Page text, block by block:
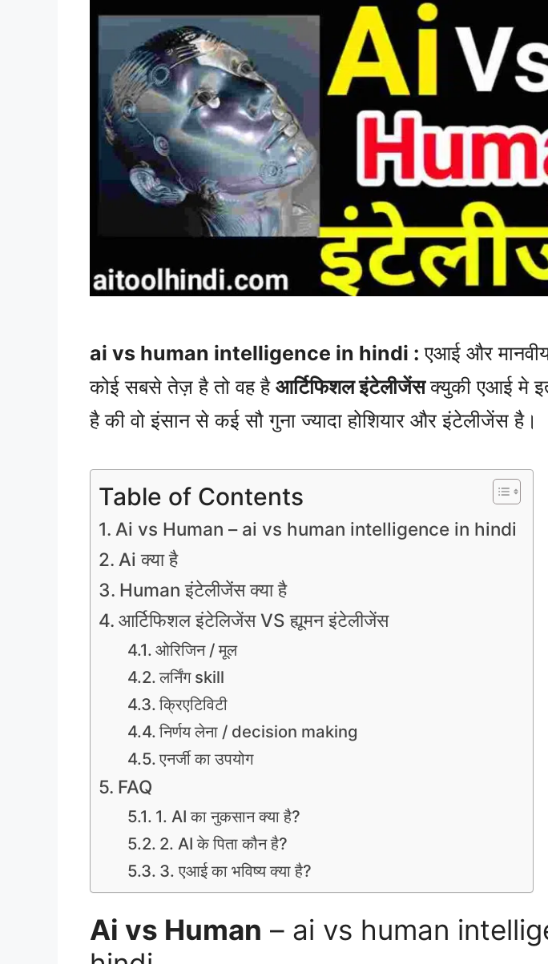
ai vs human intelligence in hindi : एआई और
कोई सबसे तेज़ है तो वह है आर्टिफिशल इंटेलीजेंसक्युकी एआई मे
है की वो इंसान से कई सौ गुना ज्यादा होशियार और इंटेलीजेंस है।
Table of Contents
Ai vs Human – ai vs human intelligence in hindi
Ai क्या है
Human इंटेलीजेंस क्या है
आर्टिफिशल इंटेलिजेंस VS ह्यूमन इंटेलीजेंस
ओरिजिन / मूल
लर्निंग skill
क्रिएटिविटी
निर्णय लेना / decision making
एनर्जी का उपयोग
FAQ
1. AI का नुकसान क्या है?
2. AI के पिता कौन है?
3. एआई का भविष्य क्या है?
Ai vs Human – ai vs human